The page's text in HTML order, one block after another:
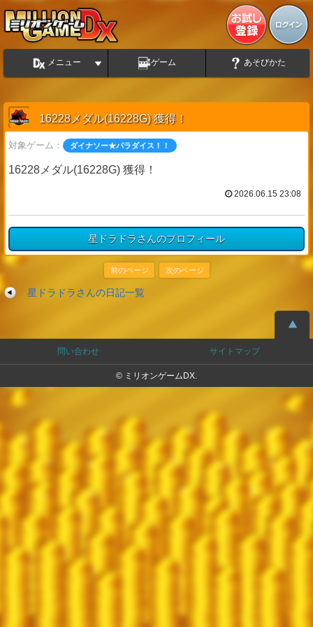
メニュー ゲーム あそびかた
16228メダル(16228G) 獲得！
対象ゲーム： ダイナソー★パラダイス！！
16228メダル(16228G) 獲得！
2026.06.15 23:08
星ドラドラさんのプロフィール
前のページ 次のページ
星ドラドラさんの日記一覧
問い合わせ サイトマップ
© ミリオンゲームDX.